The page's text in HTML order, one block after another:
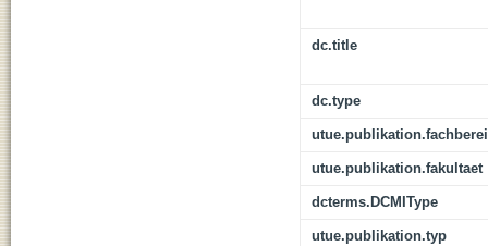
dc.title
dc.type
utue.publikation.fakultaet
dcterms.DCMIType
utue.publikation.typ